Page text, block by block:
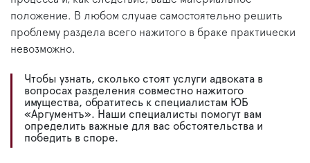
положение. В любом случае самостоятельно решить
проблему раздела всего нажитого в браке практически
невозможно.
Чтобы узнать, сколько стоят услуги адвоката в
вопросах разделения совместно нажитого
имущества, обратитесь к специалистам ЮБ
«Аргументъ». Наши специалисты помогут вам
определить важные для вас обстоятельства и
победить в споре.